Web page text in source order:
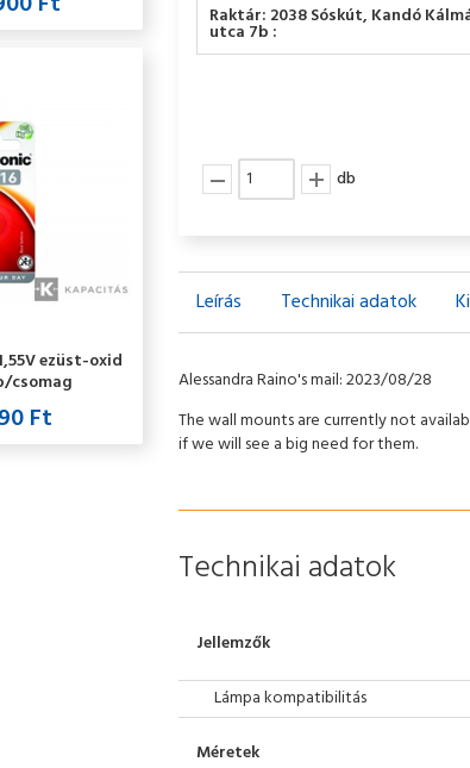
ezüst-oxid
csomag
Ft
Raktár: 2038 Sóskút, Kandó
utca 7b :
db
Leírás Technikai adatok
Alessandra Raino's mail: 2023/08/28
The wall mounts are currently not
if we will see a big need for them.
Technikai adatok
Jellemzők
Lámpa kompatibilitás
Méretek